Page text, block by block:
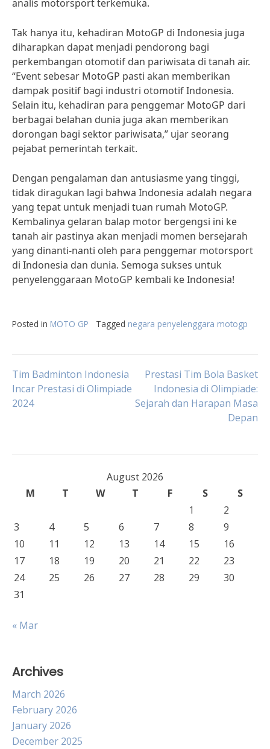
analis motorsport terkemuka.
Tak hanya itu, kehadiran MotoGP di Indonesia juga
diharapkan dapat menjadi pendorong bagi
perkembangan otomotif dan pariwisata di tanah air.
“Event sebesar MotoGP pasti akan memberikan
dampak positif bagi industri otomotif Indonesia.
Selain itu, kehadiran para penggemar MotoGP dari
berbagai belahan dunia juga akan memberikan
dorongan bagi sektor pariwisata,” ujar seorang
pejabat pemerintah terkait.
Dengan pengalaman dan antusiasme yang tinggi,
tidak diragukan lagi bahwa Indonesia adalah negara
yang tepat untuk menjadi tuan rumah MotoGP.
Kembalinya gelaran balap motor bergengsi ini ke
tanah air pastinya akan menjadi momen bersejarah
yang dinanti-nanti oleh para penggemar motorsport
di Indonesia dan dunia. Semoga sukses untuk
penyelenggaraan MotoGP kembali ke Indonesia!
Posted in MOTO GP Tagged negara penyelenggara motogp
Post
navigation
Tim Badminton Indonesia
Incar Prestasi di Olimpiade
2024
Prestasi Tim Bola Basket
Indonesia di Olimpiade:
Sejarah dan Harapan Masa
Depan
August 2026
M
T W T F S
S
1
2
3
4 5 6 7 8
9
10
11 12 13 14 15
16
17
18 19 20 21 22
23
24
25 26 27 28 29
30
31
« Mar
Archives
March 2026
February 2026
January 2026
December 2025